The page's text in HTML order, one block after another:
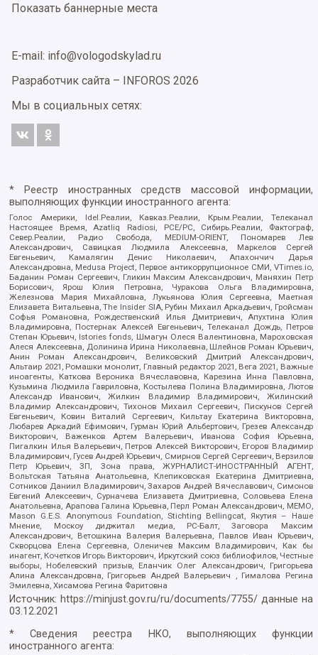
Показать баннерные места
E-mail: info@vologodskylad.ru
Разработчик сайта – INFOROS 2026
Мы в социальных сетях:
* Реестр иностранных средств массовой информации,
выполняющих функции иностранного агента:
Голос Америки, Idel.Реалии, Кавказ.Реалии, Крым.Реалии, Телеканал
Настоящее Время, Azatliq Radiosi, PCE/PC, Сибирь.Реалии, Фактограф,
Север.Реалии, Радио Свобода, MEDIUM-ORIENT, Пономарев Лев
Александрович, Савицкая Людмила Алексеевна, Маркелов Сергей
Евгеньевич, Камалягин Денис Николаевич, Апахончич Дарья
Александровна, Medusa Project, Первое антикоррупционное СМИ, VTimes.io,
Баданин Роман Сергеевич, Гликин Максим Александрович, Маняхин Петр
Борисович, Ярош Юлия Петровна, Чуракова Ольга Владимировна,
Железнова Мария Михайловна, Лукьянова Юлия Сергеевна, Маетная
Елизавета Витальевна, The Insider SIA, Рубин Михаил Аркадьевич, Гройсман
Софья Романовна, Рождественский Илья Дмитриевич, Апухтина Юлия
Владимировна, Постернак Алексей Евгеньевич, Телеканал Дождь, Петров
Степан Юрьевич, Istories fonds, Шмагун Олеся Валентиновна, Мароховская
Алеся Алексеевна, Долинина Ирина Николаевна, Шлейнов Роман Юрьевич,
Анин Роман Александрович, Великовский Дмитрий Александрович,
Альтаир 2021, Ромашки монолит, Главный редактор 2021, Вега 2021, Важные
иноагенты, Каткова Вероника Вячеславовна, Карезина Инна Павловна,
Кузьмина Людмила Гавриловна, Костылева Полина Владимировна, Лютов
Александр Иванович, Жилкин Владимир Владимирович, Жилинский
Владимир Александрович, Тихонов Михаил Сергеевич, Пискунов Сергей
Евгеньевич, Ковин Виталий Сергеевич, Кильтау Екатерина Викторовна,
Любарев Аркадий Ефимович, Гурман Юрий Альбертович, Грезев Александр
Викторович, Важенков Артем Валерьевич, Иванова София Юрьевна,
Пигалкин Илья Валерьевич, Петров Алексей Викторович, Егоров Владимир
Владимирович, Гусев Андрей Юрьевич, Смирнов Сергей Сергеевич, Верзилов
Петр Юрьевич, ЗП, Зона права, ЖУРНАЛИСТ-ИНОСТРАННЫЙ АГЕНТ,
Вольтская Татьяна Анатольевна, Клепиковская Екатерина Дмитриевна,
Сотников Даниил Владимирович, Захаров Андрей Вячеславович, Симонов
Евгений Алексеевич, Сурначева Елизавета Дмитриевна, Соловьева Елена
Анатольевна, Арапова Галина Юрьевна, Перл Роман Александрович, МЕМО,
Mason G.E.S. Anonymous Foundation, Stichting Bellingcat, Якутия – Наше
Мнение, Москоу диджитал медиа, РС-Балт, Заговора Максим
Александрович, Ветошкина Валерия Валерьевна, Павлов Иван Юрьевич,
Скворцова Елена Сергеевна, Оленичев Максим Владимирович, Как бы
инагент, Кочетков Игорь Викторович, Иркутский союз библиофилов, Честные
выборы, Нобелевский призыв, Еланчик Олег Александрович, Григорьева
Алина Александровна, Григорьев Андрей Валерьевич , Гималова Регина
Эмилевна, Хисамова Регина Фаритовна
Источник: https://minjust.gov.ru/ru/documents/7755/ данные на
03.12.2021
* Сведения реестра НКО, выполняющих функции
иностранного агента: